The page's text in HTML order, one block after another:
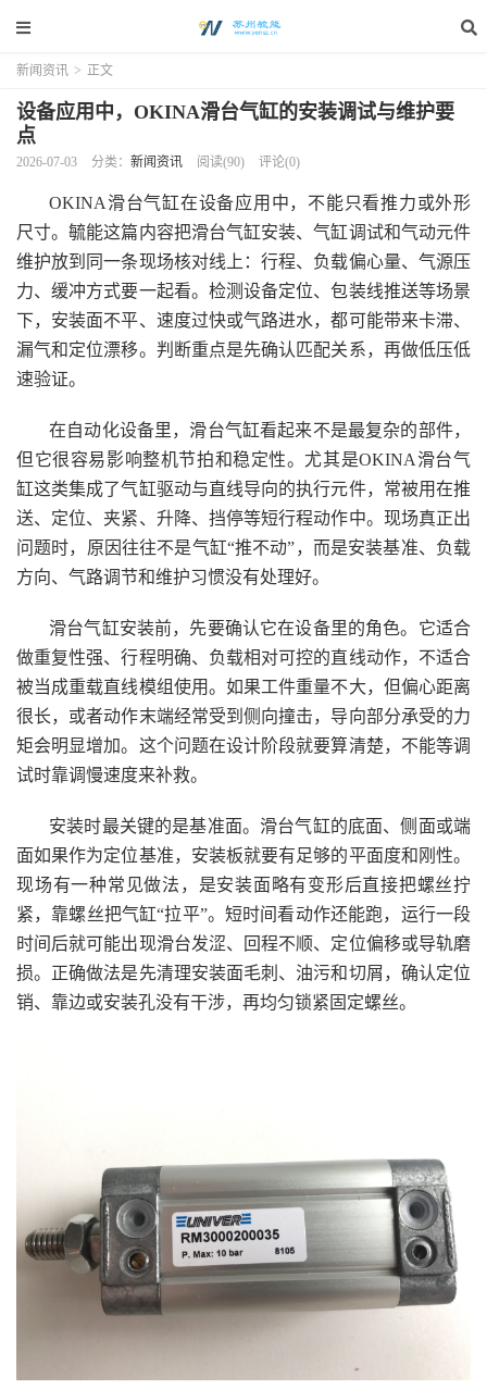
新闻资讯 > 正文
设备应用中，OKINA滑台气缸的安装调试与维护要
点
2026-07-03 分类： 新闻资讯 阅读(90) 评论(0)
OKINA滑台气缸在设备应用中，不能只看推力或外形
尺寸。毓能这篇内容把滑台气缸安装、气缸调试和气动元件
维护放到同一条现场核对线上：行程、负载偏心量、气源压
力、缓冲方式要一起看。检测设备定位、包装线推送等场景
下，安装面不平、速度过快或气路进水，都可能带来卡滞、
漏气和定位漂移。判断重点是先确认匹配关系，再做低压低
速验证。
在自动化设备里，滑台气缸看起来不是最复杂的部件，
但它很容易影响整机节拍和稳定性。尤其是OKINA滑台气
缸这类集成了气缸驱动与直线导向的执行元件，常被用在推
送、定位、夹紧、升降、挡停等短行程动作中。现场真正出
问题时，原因往往不是气缸“推不动”，而是安装基准、负载
方向、气路调节和维护习惯没有处理好。
滑台气缸安装前，先要确认它在设备里的角色。它适合
做重复性强、行程明确、负载相对可控的直线动作，不适合
被当成重载直线模组使用。如果工件重量不大，但偏心距离
很长，或者动作末端经常受到侧向撞击，导向部分承受的力
矩会明显增加。这个问题在设计阶段就要算清楚，不能等调
试时靠调慢速度来补救。
安装时最关键的是基准面。滑台气缸的底面、侧面或端
面如果作为定位基准，安装板就要有足够的平面度和刚性。
现场有一种常见做法，是安装面略有变形后直接把螺丝拧
紧，靠螺丝把气缸“拉平”。短时间看动作还能跑，运行一段
时间后就可能出现滑台发涩、回程不顺、定位偏移或导轨磨
损。正确做法是先清理安装面毛刺、油污和切屑，确认定位
销、靠边或安装孔没有干涉，再均匀锁紧固定螺丝。